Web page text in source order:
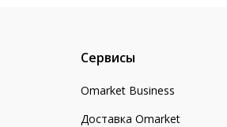
Сервисы
Omarket Business
Доставка Omarket